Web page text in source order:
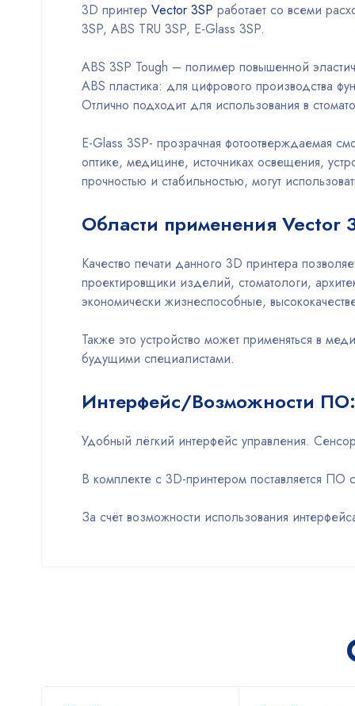
3D принтер Vector 3SP работает со всеми
3SP, ABS TRU 3SP, E-Glass 3SP.
ABS 3SP Tough – полимер повышенной
ABS пластика: для цифрового производства
Отлично подходит для использования в
E-Glass 3SP- прозрачная фотоотверждаемая
оптике, медицине, источниках освещения,
прочностью и стабильностью, могут
Области применения Vector
Качество печати данного 3D принтера
проектировщики изделий, стоматологи,
экономически жизнеспособные,
Также это устройство может применяться в
будущими специалистами.
Интерфейс/Возможности ПО:
Удобный лёгкий интерфейс управления.
В комплекте с 3D-принтером поставляется
За счёт возможности использования